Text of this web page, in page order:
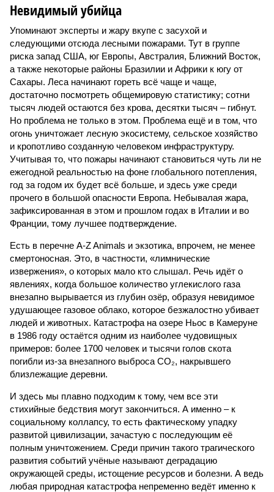
Невидимый убийца
Упоминают эксперты и жару вкупе с засухой и
следующими отсюда лесными пожарами. Тут в группе
риска запад США, юг Европы, Австралия, Ближний Восток,
а также некоторые районы Бразилии и Африки к югу от
Сахары. Леса начинают гореть всё чаще и чаще,
достаточно посмотреть общемировую статистику; сотни
тысяч людей остаются без крова, десятки тысяч – гибнут.
Но проблема не только в этом. Проблема ещё и в том, что
огонь уничтожает лесную экосистему, сельское хозяйство
и кропотливо созданную человеком инфраструктуру.
Учитывая то, что пожары начинают становиться чуть ли не
ежегодной реальностью на фоне глобального потепления,
год за годом их будет всё больше, и здесь уже среди
прочего в большой опасности Европа. Небывалая жара,
зафиксированная в этом и прошлом годах в Италии и во
Франции, тому лучшее подтверждение.
Есть в перечне A-Z Animals и экзотика, впрочем, не менее
смертоносная. Это, в частности, «лимнические
извержения», о которых мало кто слышал. Речь идёт о
явлениях, когда большое количество углекислого газа
внезапно вырывается из глубин озёр, образуя невидимое
удушающее газовое облако, которое безжалостно убивает
людей и животных. Катастрофа на озере Ньос в Камеруне
в 1986 году остаётся одним из наиболее чудовищных
примеров: более 1700 человек и тысячи голов скота
погибли из-за внезапного выброса CO₂, накрывшего
близлежащие деревни.
И здесь мы плавно подходим к тому, чем все эти
стихийные бедствия могут закончиться. А именно – к
социальному коллапсу, то есть фактическому упадку
развитой цивилизации, зачастую с последующим её
полным уничтожением. Среди причин такого трагического
развития событий учёные называют деградацию
окружающей среды, истощение ресурсов и болезни. А ведь
любая природная катастрофа непременно ведёт именно к